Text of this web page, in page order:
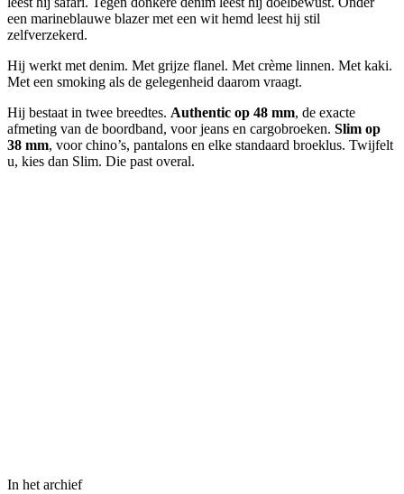
een marineblauwe blazer met een wit hemd leest hij stil
zelfverzekerd.
Hij werkt met denim. Met grijze flanel. Met crème linnen. Met kaki.
Met een smoking als de gelegenheid daarom vraagt.
Hij bestaat in twee breedtes. Authentic op 48 mm, de exacte
afmeting van de boordband, voor jeans en cargobroeken. Slim op
38 mm, voor chino’s, pantalons en elke standaard broeklus. Twijfelt
u, kies dan Slim. Die past overal.
In het archief